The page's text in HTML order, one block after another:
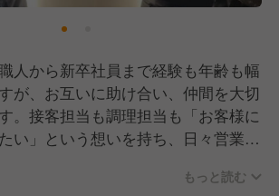
人から新卒社員まで経験も年齢も幅
が、お互いに助け合い、仲間を大切
。接客担当も調理担当も「お客様に
い」という想いを持ち、日々営業に
もっと読む